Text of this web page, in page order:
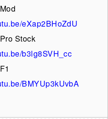
eXap2BHoZdU
Stock
b3lg8SVH_cc
BMYUp3kUvbA